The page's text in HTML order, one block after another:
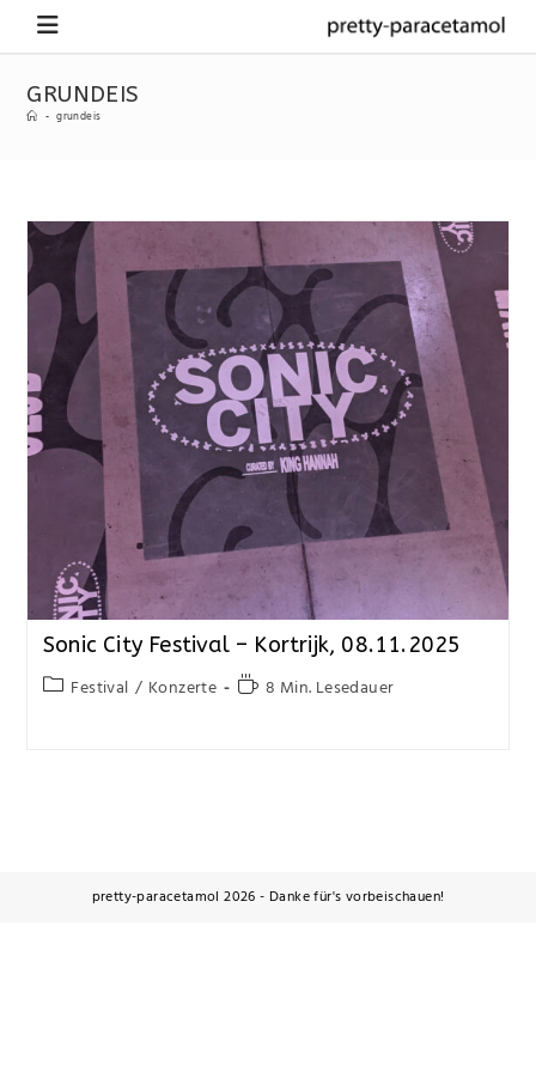
GRUNDEIS
- grundeis
Sonic City Festival – Kortrijk, 08.11.2025
Festival / Konzerte 8 Min. Lesedauer
pretty-paracetamol 2026 - Danke für's vorbeischauen!